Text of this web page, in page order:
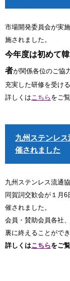
市場開発委員会が実
施されました。
今年度は初めて
者が関係各位のご協
充実した研修を受け
詳しくはこちら をご
九州ステンレ
催されました
九州ステンレス流通
同賀詞交歓会が１月
催されました。
会員・賛助会員各社
裏に終えることができ
詳しくはこちらをご